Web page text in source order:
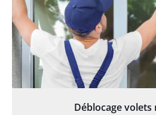
Déblocage